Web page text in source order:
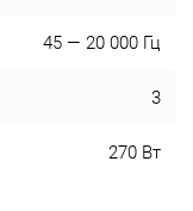
45 — 20 000 Гц
3
270 Вт